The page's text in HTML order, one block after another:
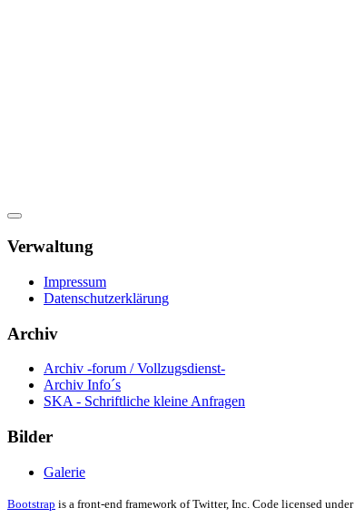
Verwaltung
Impressum
Datenschutzerklärung
Archiv
Archiv -forum / Vollzugsdienst-
Archiv Info´s
SKA - Schriftliche kleine Anfragen
Bilder
Galerie
Bootstrap is a front-end framework of Twitter, Inc. Code licensed under